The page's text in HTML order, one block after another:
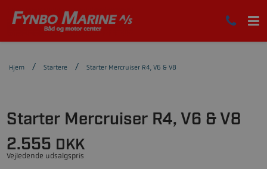
Hjem Startere Starter Mercruiser R4, V6 & V8
Starter Mercruiser R4, V6 & V8
2.555 DKK
Vejledende udsalgspris